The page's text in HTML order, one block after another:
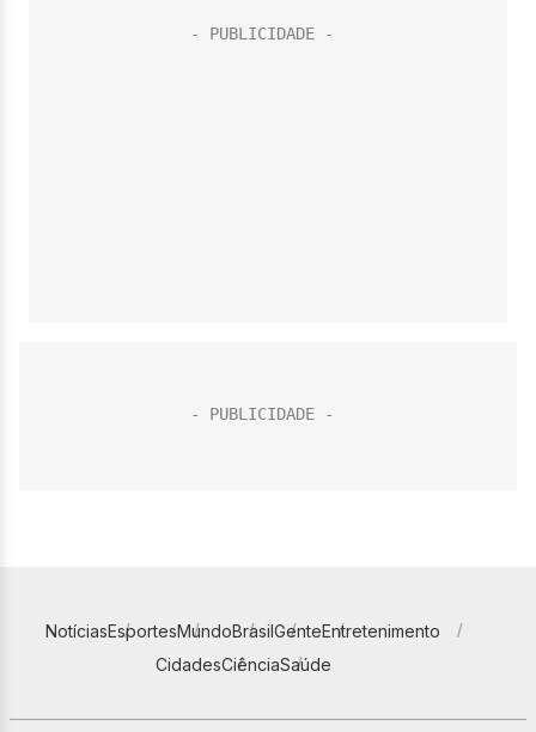
NotíciasEsportesMundoBrasilGenteEntretenimento
CidadesCiênciaSaúde